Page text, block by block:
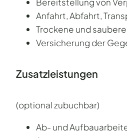
Anfahrt, Abfahrt,
Trockene und
Versicherung der
Zusatzleistungen
(optional zubuchbar)
Ab- und